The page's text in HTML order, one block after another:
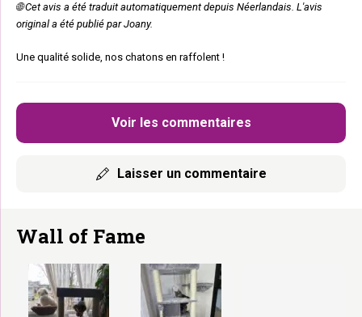
Voir les commentaires
Laisser un commentaire
🌐 Cet avis a été traduit automatiquement depuis Néerlandais. L'avis
original a été publié par Joany.
Une qualité solide, nos chatons en raffolent !
Wall of Fame